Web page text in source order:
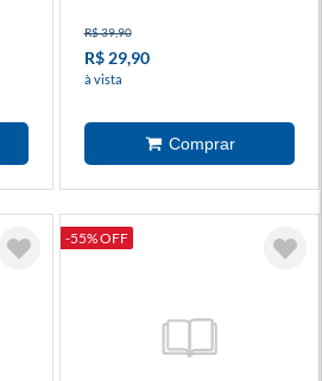
R$ 39,90
R$ 29,90
à vista
-55% OFF